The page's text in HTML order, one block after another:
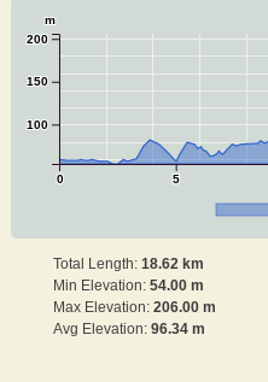
0 5
100
150
200
m
Total Length: 18.62 km
Min Elevation: 54.00 m
Max Elevation: 206.00 m
Avg Elevation: 96.34 m